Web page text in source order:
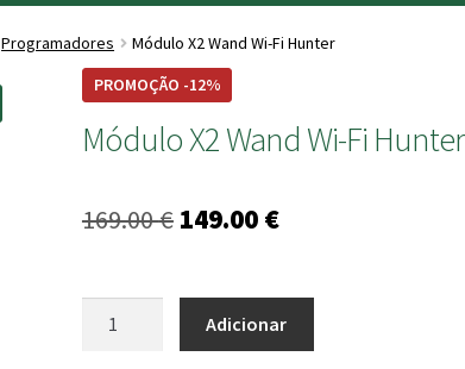
Programadores
Módulo X2 Wand Wi-Fi Hunter
PROMOÇÃO -12%
Módulo X2 Wand Wi-Fi Hunter
169.00€ O
original
era:
149.00 €O
atual
é:
Adicionar